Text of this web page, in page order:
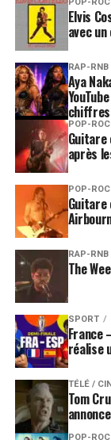
Elvis
avec
RAP-RNB
Aya
chiffres
POP-
Guitare
après
POP-
Guitare
RAP-RNB
The
SPORT
France
réalise
TÉLÉ /
Tom
POP-